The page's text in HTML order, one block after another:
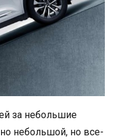
за небольшие
небольшой, но все-